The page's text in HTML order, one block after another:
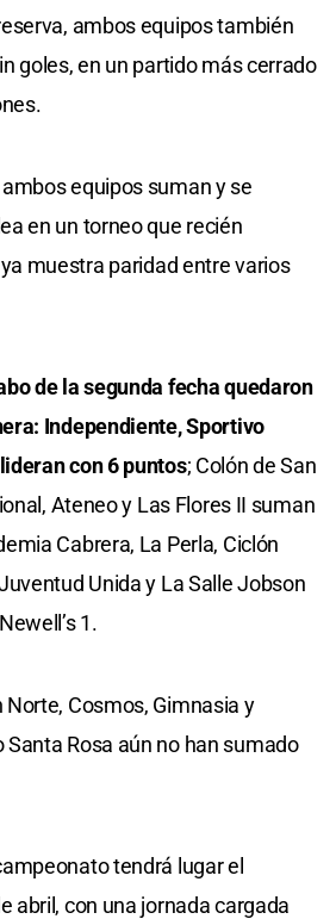
ambos equipos también
goles, en un partido más cerrado
equipos suman y se
en un torneo que recién
muestra paridad entre varios
de la segunda fecha quedaron
Independiente, Sportivo
con 6 puntos; Colón de San
Ateneo y Las Flores II suman
Cabrera, La Perla, Ciclón
Unida y La Salle Jobson
1.
Cosmos, Gimnasia y
Santa Rosa aún no han sumado
tendrá lugar el
abril, con una jornada cargada